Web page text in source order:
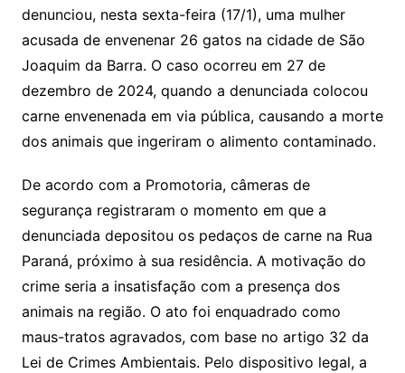
denunciou, nesta sexta-feira (17/1), uma mulher
acusada de envenenar 26 gatos na cidade de São
Joaquim da Barra. O caso ocorreu em 27 de
dezembro de 2024, quando a denunciada colocou
carne envenenada em via pública, causando a morte
dos animais que ingeriram o alimento contaminado.
De acordo com a Promotoria, câmeras de
segurança registraram o momento em que a
denunciada depositou os pedaços de carne na Rua
Paraná, próximo à sua residência. A motivação do
crime seria a insatisfação com a presença dos
animais na região. O ato foi enquadrado como
maus-tratos agravados, com base no artigo 32 da
Lei de Crimes Ambientais. Pelo dispositivo legal, a